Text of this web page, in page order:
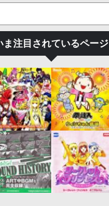
ま注目されているページ